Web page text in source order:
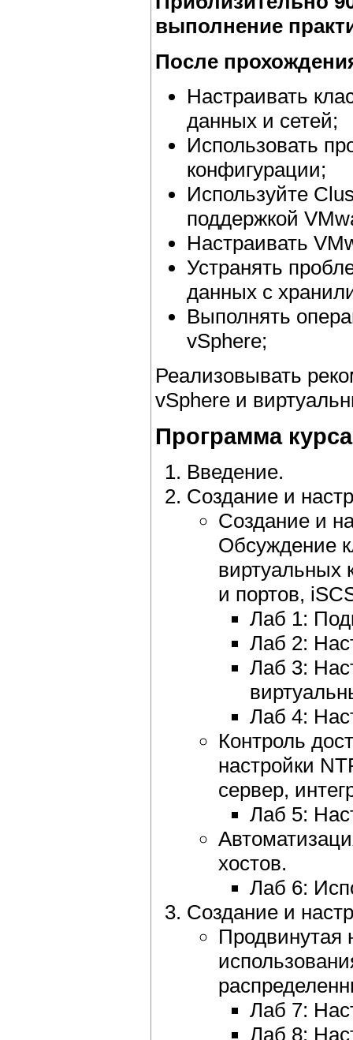
выполнение
После
Настраивать
данных и сетей;
Использовать
конфигурации;
Используйте
поддержкой
Настраивать
Устранять
данных с
Выполнять
vSphere;
Реализовывать
vSphere и
Программа курса
Введение.
Создание и
Создание и
Обсуждение
виртуальных
и портов,
Лаб 1:
Лаб 2:
Лаб 3:
Лаб 4:
Контроль
настройки
сервер,
Лаб 5:
хостов.
Лаб 6:
Создание и
Продвинутая
Лаб 7:
Лаб 8: